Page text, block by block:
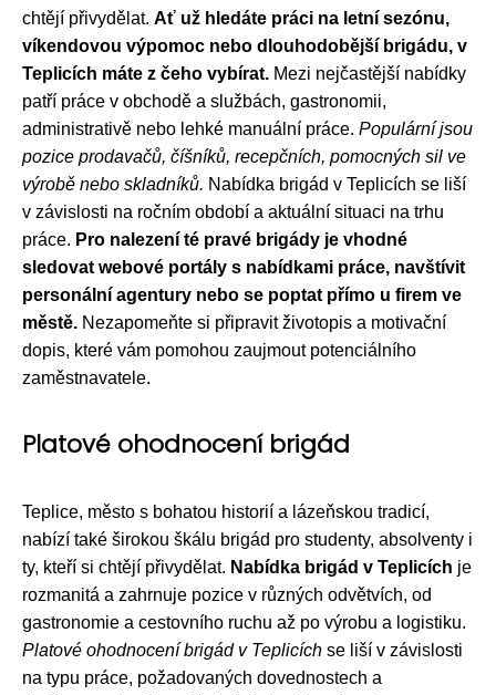
chtějí přivydělat. Ať už hledáte práci na letní sezónu,
víkendovou výpomoc nebo dlouhodobější brigádu, v
Teplicích máte z čeho vybírat. Mezi nejčastější nabídky
patří práce v obchodě a službách, gastronomii,
administrativě nebo lehké manuální práce. Populární jsou
pozice prodavačů, číšníků, recepčních, pomocných sil ve
výrobě nebo skladníků. Nabídka brigád v Teplicích se liší
v závislosti na ročním období a aktuální situaci na trhu
práce. Pro nalezení té pravé brigády je vhodné
sledovat webové portály s nabídkami práce, navštívit
personální agentury nebo se poptat přímo u firem ve
městě. Nezapomeňte si připravit životopis a motivační
dopis, které vám pomohou zaujmout potenciálního
zaměstnavatele.
Platové ohodnocení brigád
Teplice, město s bohatou historií a lázeňskou tradicí,
nabízí také širokou škálu brigád pro studenty, absolventy i
ty, kteří si chtějí přivydělat. Nabídka brigád v Teplicích je
rozmanitá a zahrnuje pozice v různých odvětvích, od
gastronomie a cestovního ruchu až po výrobu a logistiku.
Platové ohodnocení brigád v Teplicích se liší v závislosti
na typu práce, požadovaných dovednostech a